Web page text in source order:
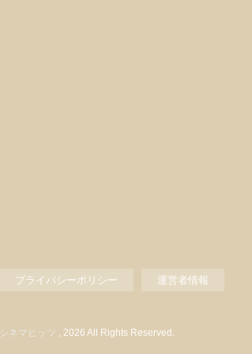
プライバシーポリシー 運営者情報
シネマヒッツ , 2026 All Rights Reserved.